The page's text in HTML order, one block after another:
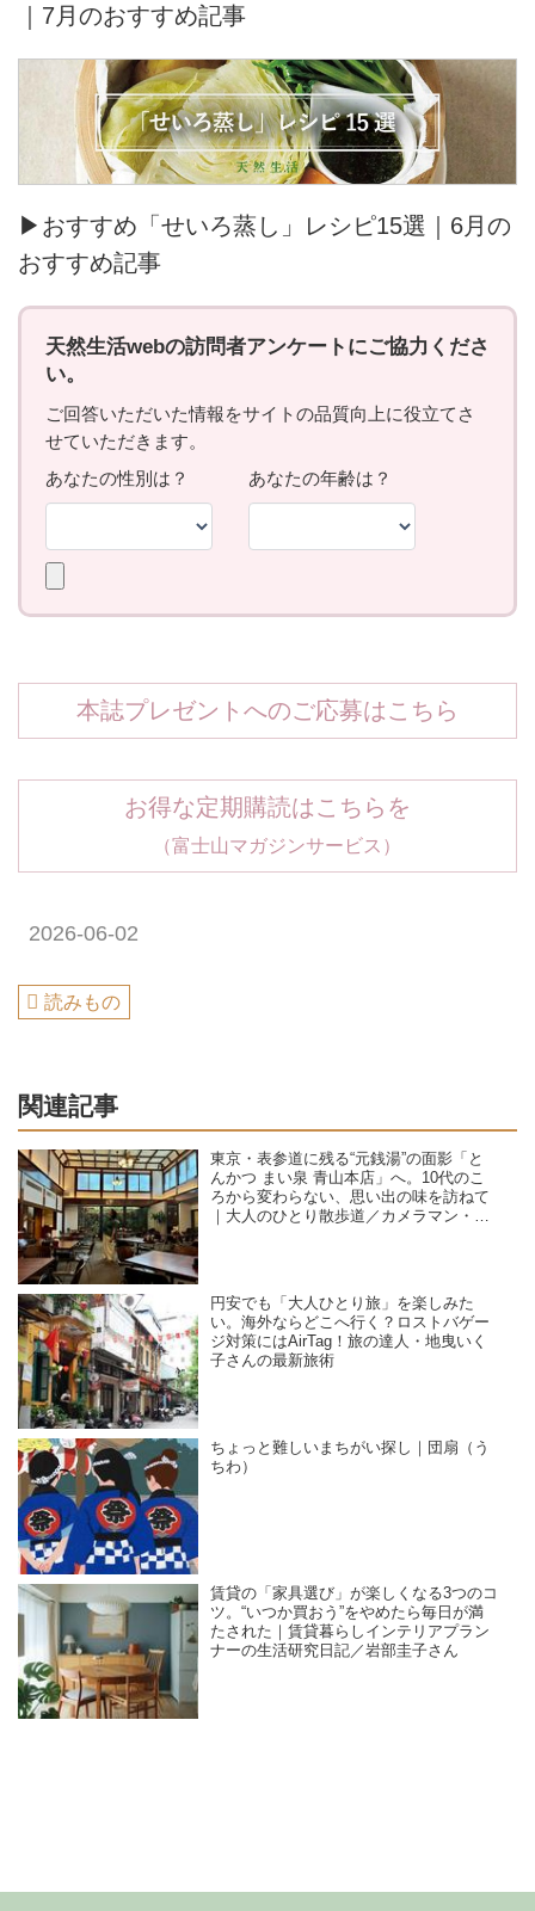
｜7月のおすすめ記事
▶おすすめ「せいろ蒸し」レシピ15選｜6月の
おすすめ記事
本誌プレゼントへのご応募はこちら
お得な定期購読はこちらを
（富士山マガジンサービス）
2026-06-02
読みもの
関連記事
東京・表参道に残る“元銭湯”の面影「と
んかつ まい泉 青山本店」へ。10代のこ
ろから変わらない、思い出の味を訪ねて
｜大人のひとり散歩道／カメラマン・石
円安でも「大人ひとり旅」を楽しみた
い。海外ならどこへ行く？ロストバゲー
ジ対策にはAirTag！旅の達人・地曳いく
子さんの最新旅術
ちょっと難しいまちがい探し｜団扇（う
ちわ）
賃貸の「家具選び」が楽しくなる3つのコ
ツ。“いつか買おう”をやめたら毎日が満
たされた｜賃貸暮らしインテリアプラン
ナーの生活研究日記／岩部圭子さん